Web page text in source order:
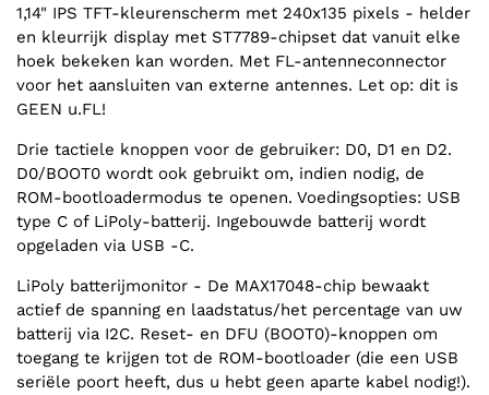
1,14" IPS TFT-kleurenscherm met 240x135 pixels - helder
en kleurrijk display met ST7789-chipset dat vanuit elke
hoek bekeken kan worden. Met FL-antenneconnector
voor het aansluiten van externe antennes. Let op: dit is
GEEN u.FL!
Drie tactiele knoppen voor de gebruiker: D0, D1 en D2.
D0/BOOT0 wordt ook gebruikt om, indien nodig, de
ROM-bootloadermodus te openen. Voedingsopties: USB
type C of LiPoly-batterij. Ingebouwde batterij wordt
opgeladen via USB -C.
LiPoly batterijmonitor - De MAX17048-chip bewaakt
actief de spanning en laadstatus/het percentage van uw
batterij via I2C. Reset- en DFU (BOOT0)-knoppen om
toegang te krijgen tot de ROM-bootloader (die een USB
seriële poort heeft, dus u hebt geen aparte kabel nodig!).